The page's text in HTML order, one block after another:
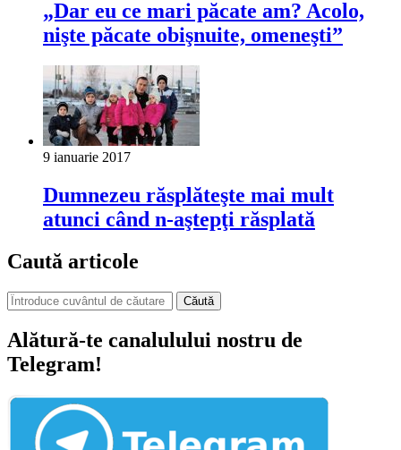
„Dar eu ce mari păcate am? Acolo,
nişte păcate obişnuite, omeneşti”
9 ianuarie 2017
Dumnezeu răsplăteşte mai mult
atunci când n-aştepţi răsplată
Caută articole
Căută
Alătură-te canalulului nostru de
Telegram!